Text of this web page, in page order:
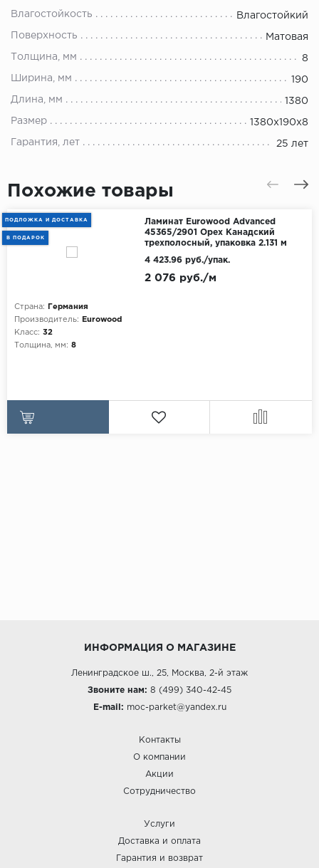
Влагостойкость Влагостойкий
Поверхность Матовая
Толщина, мм 8
Ширина, мм 190
Длина, мм 1380
Размер 1380х190х8
Гарантия, лет 25 лет
Похожие товары
ПОДЛОЖКА И ДОСТАВКА
В ПОДАРОК
Ламинат Eurowood Advanced
45365/2901 Орех Канадский
трехполосный, упаковка 2.131 м
Страна:
Германия
Производитель:
Eurowood
Класс: 32
Толщина, мм: 8
2 076 руб./м
4 423.96 руб./упак.
ИНФОРМАЦИЯ О МАГАЗИНЕ
Ленинградское ш., 25, Москва, 2-й этаж
Звоните нам: 8 (499) 340-42-45
E-mail: moc-parket@yandex.ru
Контакты
О компании
Акции
Сотрудничество
Услуги
Доставка и оплата
Гарантия и возврат